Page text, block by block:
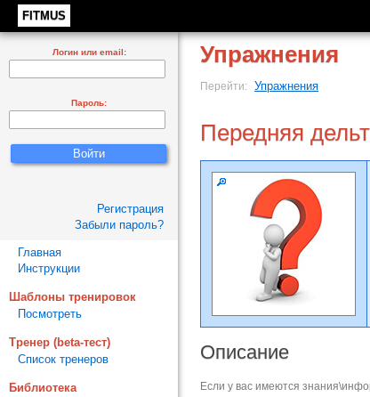
FITMUS
Упражнения
Перейти: Упражнения
Передняя
Описание
Если у вас имеются
Логин или email:
Пароль:
Регистрация
Забыли пароль?
Главная
Инструкции
Шаблоны тренировок
Посмотреть
Тренер (beta-тест)
Список тренеров
Библиотека